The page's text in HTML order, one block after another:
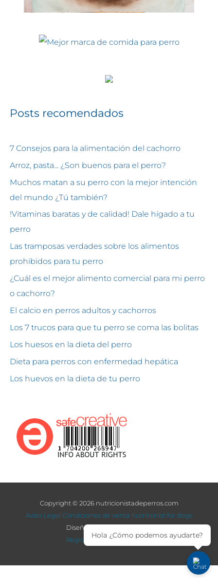
Posts recomendados
7 Consejos para la alimentación del cachorro
Arroz, pasta... ¿Son buenos para el perro?
Muchos matan a su perro con la mejor intención
del mundo ¿Tú también?
!Vitaminas baratas y de calidad! Dale hígado a tu
perro
Las tramposas verdades sobre los alimentos
prohibidos para tu perro
¿Cuál es el mejor alimento comercial para mi perro
o cachorro?
El calcio en perros adultos y cachorros
Los 7 trucos para que tu perro se coma las bolitas
Los huesos en la dieta del perro
Dieta para perros con enfermedad hepática
Los huevos en la dieta de tu perro
Copyright © 2026 nutricionistadeperros.com
Aviso Legal Condiciones de venta nutritionist for dogs
Diseño: adcomunicacion.es
Registrado en Safe Creative
Hola ¿Cómo podemos ayudarte?